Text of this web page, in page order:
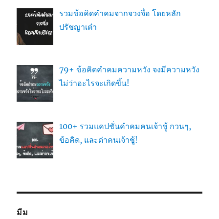
รวมข้อคิดคำคมจากจวงจื่อ โดยหลัก
ปรัชญาเต๋า
79+ ข้อคิดคำคมความหวัง จงมีความหวัง
ไม่ว่าอะไรจะเกิดขึ้น!
100+ รวมแคปชั่นคำคมคนเจ้าชู้ กวนๆ,
ข้อคิด, และด่าคนเจ้าชู้!
มีม